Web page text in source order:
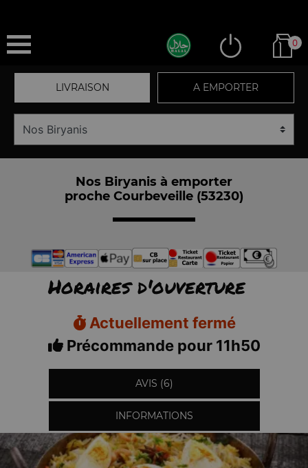
0
LIVRAISON A EMPORTER
Nos Biryanis à emporter
proche Courbeveille (53230)
Horaires d'ouverture
Actuellement fermé
Précommande pour 11h50
AVIS (6)
INFORMATIONS